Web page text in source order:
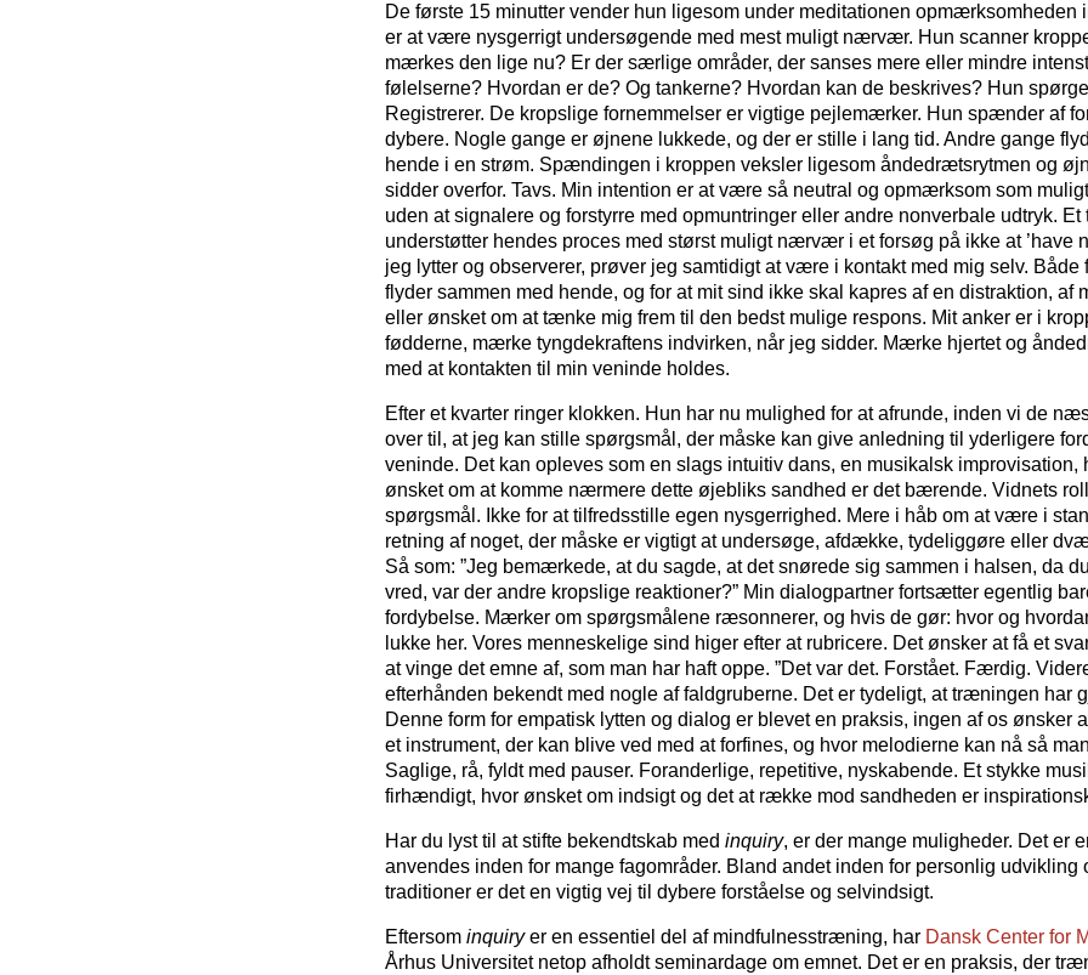
De første 15 minutter vender hun ligesom under meditationen opmærksomheden
er at være nysgerrigt undersøgende med mest muligt nærvær. Hun scanner
mærkes den lige nu? Er der særlige områder, der sanses mere eller mindre
følelserne? Hvordan er de? Og tankerne? Hvordan kan de beskrives? Hun
Registrerer. De kropslige fornemmelser er vigtige pejlemærker. Hun spænder af
dybere. Nogle gange er øjnene lukkede, og der er stille i lang tid. Andre gange
hende i en strøm. Spændingen i kroppen veksler ligesom åndedrætsrytmen og
sidder overfor. Tavs. Min intention er at være så neutral og opmærksom som
uden at signalere og forstyrre med opmuntringer eller andre nonverbale udtryk. Et
understøtter hendes proces med størst muligt nærvær i et forsøg på ikke at ’have
jeg lytter og observerer, prøver jeg samtidigt at være i kontakt med mig selv. Både
flyder sammen med hende, og for at mit sind ikke skal kapres af en distraktion, af
eller ønsket om at tænke mig frem til den bedst mulige respons. Mit anker er i
fødderne, mærke tyngdekraftens indvirken, når jeg sidder. Mærke hjertet og
med at kontakten til min veninde holdes.
Efter et kvarter ringer klokken. Hun har nu mulighed for at afrunde, inden vi de
over til, at jeg kan stille spørgsmål, der måske kan give anledning til yderligere
veninde. Det kan opleves som en slags intuitiv dans, en musikalsk improvisation,
ønsket om at komme nærmere dette øjebliks sandhed er det bærende. Vidnets
spørgsmål. Ikke for at tilfredsstille egen nysgerrighed. Mere i håb om at være i
retning af noget, der måske er vigtigt at undersøge, afdække, tydeliggøre eller
Så som: ”Jeg bemærkede, at du sagde, at det snørede sig sammen i halsen, da
vred, var der andre kropslige reaktioner?” Min dialogpartner fortsætter egentlig
fordybelse. Mærker om spørgsmålene ræsonnerer, og hvis de gør: hvor og
lukke her. Vores menneskelige sind higer efter at rubricere. Det ønsker at få et
at vinge det emne af, som man har haft oppe. ”Det var det. Forstået. Færdig.
efterhånden bekendt med nogle af faldgruberne. Det er tydeligt, at træningen har
Denne form for empatisk lytten og dialog er blevet en praksis, ingen af os ønsker
et instrument, der kan blive ved med at forfines, og hvor melodierne kan nå så
Saglige, rå, fyldt med pauser. Foranderlige, repetitive, nyskabende. Et stykke
firhændigt, hvor ønsket om indsigt og det at række mod sandheden er
Har du lyst til at stifte bekendtskab med inquiry, er der mange muligheder. Det er
anvendes inden for mange fagområder. Bland andet inden for personlig udvikling
traditioner er det en vigtig vej til dybere forståelse og selvindsigt.
Eftersom inquiryer en essentiel del af mindfulnesstræning, har Dansk Center for
Århus Universitet netop afholdt seminardage om emnet. Det er en praksis, der